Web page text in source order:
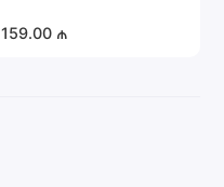
159.00 ₼